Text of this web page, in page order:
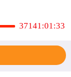
37141:01:33